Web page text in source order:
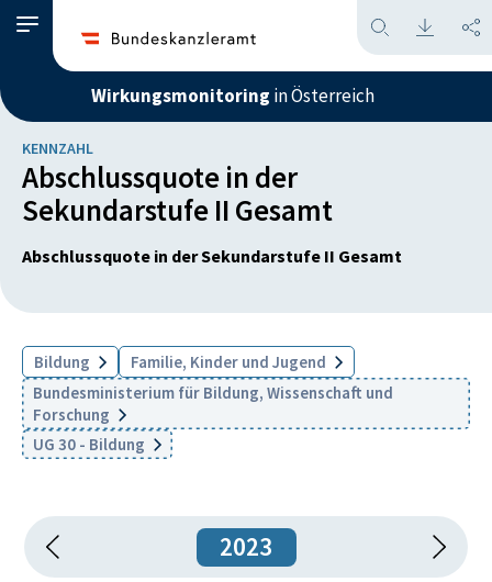
Wirkungsmonitoring in Österreich
KENNZAHL
Abschlussquote in der
Sekundarstufe II Gesamt
Abschlussquote in der Sekundarstufe II Gesamt
Bildung
Familie, Kinder und Jugend
Bundesministerium für Bildung, Wissenschaft und
Forschung
UG 30 - Bildung
2023